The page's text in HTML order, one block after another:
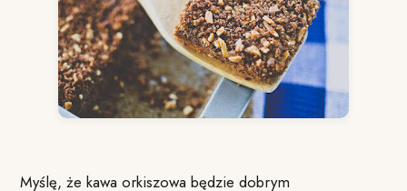
Myślę, że kawa orkiszowa będzie dobrym